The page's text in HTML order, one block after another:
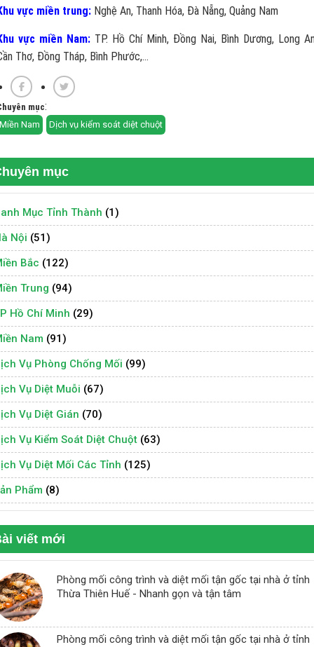
mục
Mục Tỉnh Thành (1)
Nội (51)
Bắc (122)
Trung (94)
Hồ Chí Minh (29)
Nam (91)
Vụ Phòng Chống Mối (99)
Vụ Diệt Muỗi (67)
Vụ Diệt Gián (70)
Vụ Kiểm Soát Diệt Chuột (63)
Vụ Diệt Mối Các Tỉnh (125)
Phẩm (8)
viết mới
Phòng mối công trình và diệt mối tận gốc tại nhà ở tỉnh
Thừa Thiên Huế - Nhanh gọn và tận tâm
Phòng mối công trình và diệt mối tận gốc tại nhà ở tỉnh
vực miền trung: Nghệ An, Thanh Hóa, Đà Nẵng, Quảng Nam
vực miền Nam: TP. Hồ Chí Minh, Đồng Nai, Bình Dương, Long
Thơ, Đồng Tháp, Bình Phước,...
mục:
Miền Nam Dịch vụ kiểm soát diệt chuột